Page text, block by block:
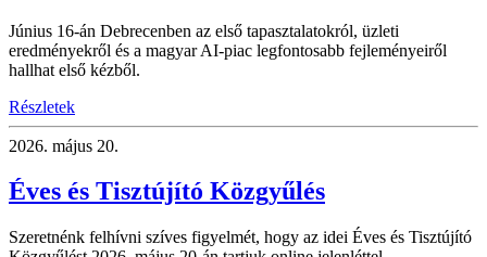
Június 16-án Debrecenben az első tapasztalatokról, üzleti
eredményekről és a magyar AI-piac legfontosabb fejleményeiről
hallhat első kézből.
Részletek
2026. május 20.
Éves és Tisztújító Közgyűlés
Szeretnénk felhívni szíves figyelmét, hogy az idei Éves és Tisztújító